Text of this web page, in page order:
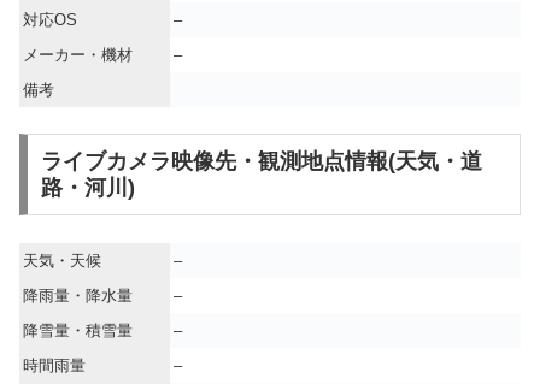
対応OS
–
メーカー・機材
–
備考
ライブカメラ映像先・観測地点情報(天気・道
路・河川)
天気・天候
–
降雨量・降水量
–
降雪量・積雪量
–
時間雨量
–